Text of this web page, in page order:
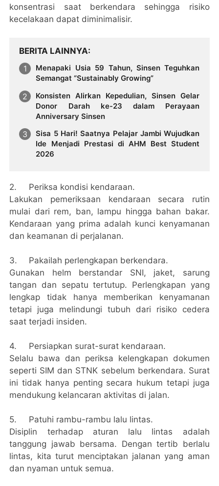
konsentrasi saat berkendara sehingga risiko
kecelakaan dapat diminimalisir.
BERITA LAINNYA
Menapaki Usia 59 Tahun, Sinsen Teguhkan
Semangat “Sustainably Growing”
Konsisten Alirkan Kepedulian, Sinsen Gelar
Donor Darah ke-23 dalam Perayaan
Anniversary Sinsen
Sisa 5 Hari! Saatnya Pelajar Jambi Wujudkan
Ide Menjadi Prestasi di AHM Best Student
2026
2.
Periksa kondisi kendaraan.
Lakukan pemeriksaan kendaraan secara rutin
mulai dari rem, ban, lampu hingga bahan bakar.
Kendaraan yang prima adalah kunci kenyamanan
dan keamanan di perjalanan.
3.
Pakailah perlengkapan berkendara.
Gunakan helm berstandar SNI, jaket, sarung
tangan dan sepatu tertutup. Perlengkapan yang
lengkap tidak hanya memberikan kenyamanan
tetapi juga melindungi tubuh dari risiko cedera
saat terjadi insiden.
4.
Persiapkan surat-surat kendaraan.
Selalu bawa dan periksa kelengkapan dokumen
seperti SIM dan STNK sebelum berkendara. Surat
ini tidak hanya penting secara hukum tetapi juga
mendukung kelancaran aktivitas di jalan.
5.
Patuhi rambu-rambu lalu lintas.
Disiplin terhadap aturan lalu lintas adalah
tanggung jawab bersama. Dengan tertib berlalu
lintas, kita turut menciptakan jalanan yang aman
dan nyaman untuk semua.